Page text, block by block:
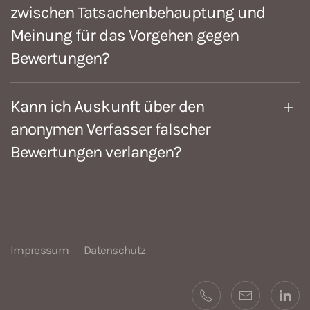
zwischen Tatsachenbehauptung und
Meinung für das Vorgehen gegen
Bewertungen?
Kann ich Auskunft über den
anonymen Verfasser falscher
Bewertungen verlangen?
Impressum Datenschutz